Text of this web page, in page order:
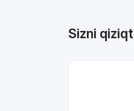
Sizni